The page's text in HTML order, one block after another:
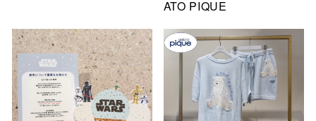
ATO PIQUE